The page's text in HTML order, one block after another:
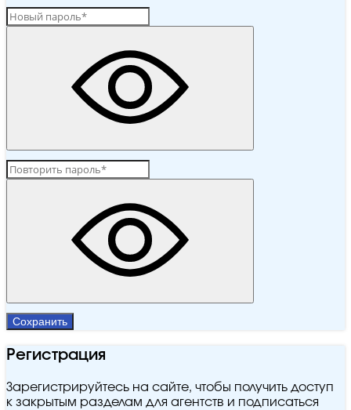
Сохранить
Регистрация
Зарегистрируйтесь на сайте, чтобы получить доступ
к закрытым разделам для агентств и подписаться